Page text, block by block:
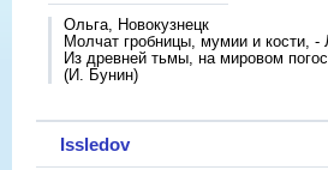
Ольга, Новокузнецк
Молчат гробницы, мумии и кости,
Из древней тьмы, на мировом
(И. Бунин)
Issledov